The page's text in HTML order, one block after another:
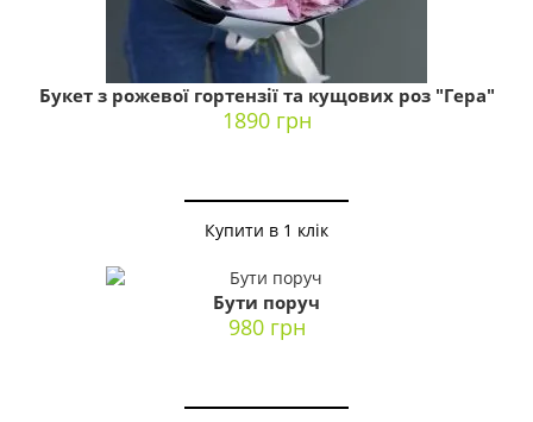
Букет з рожевої гортензії та кущових роз "Гера"
1890 грн
Купити в 1 клік
Бути поруч
980 грн